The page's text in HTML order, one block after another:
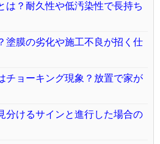
は？耐久性や低汚染性で長持ち
塗膜の劣化や施工不良が招く仕
チョーキング現象？放置で家が
分けるサインと進行した場合の